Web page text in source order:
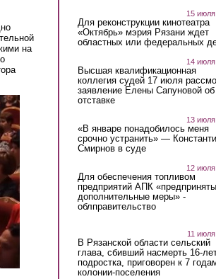
на
15
Для реконструкции кинотеатра
«Октябрь» мэрия Рязани ждет
областных или федеральных
14
Высшая квалификационная
коллегия судей 17 июля
заявление Елены Сапуновой об
отставке
13
«В январе понадобилось меня
срочно устранить» —
Смирнов в суде
12
Для обеспечения топливом
предприятий АПК «предприняты
дополнительные меры» -
облправительство
11
В Рязанской области сельский
глава, сбивший насмерть 16-
подростка, приговорен к 7
колонии-поселения